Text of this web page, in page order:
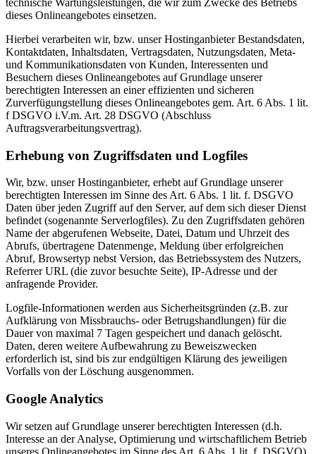
technische Wartungsleistungen, die wir zum Zwecke des Betriebs
dieses Onlineangebotes einsetzen.
Hierbei verarbeiten wir, bzw. unser Hostinganbieter Bestandsdaten,
Kontaktdaten, Inhaltsdaten, Vertragsdaten, Nutzungsdaten, Meta-
und Kommunikationsdaten von Kunden, Interessenten und
Besuchern dieses Onlineangebotes auf Grundlage unserer
berechtigten Interessen an einer effizienten und sicheren
Zurverfügungstellung dieses Onlineangebotes gem. Art. 6 Abs. 1 lit.
f DSGVO i.V.m. Art. 28 DSGVO (Abschluss
Auftragsverarbeitungsvertrag).
Erhebung von Zugriffsdaten und Logfiles
Wir, bzw. unser Hostinganbieter, erhebt auf Grundlage unserer
berechtigten Interessen im Sinne des Art. 6 Abs. 1 lit. f. DSGVO
Daten über jeden Zugriff auf den Server, auf dem sich dieser Dienst
befindet (sogenannte Serverlogfiles). Zu den Zugriffsdaten gehören
Name der abgerufenen Webseite, Datei, Datum und Uhrzeit des
Abrufs, übertragene Datenmenge, Meldung über erfolgreichen
Abruf, Browsertyp nebst Version, das Betriebssystem des Nutzers,
Referrer URL (die zuvor besuchte Seite), IP-Adresse und der
anfragende Provider.
Logfile-Informationen werden aus Sicherheitsgründen (z.B. zur
Aufklärung von Missbrauchs- oder Betrugshandlungen) für die
Dauer von maximal 7 Tagen gespeichert und danach gelöscht.
Daten, deren weitere Aufbewahrung zu Beweiszwecken
erforderlich ist, sind bis zur endgültigen Klärung des jeweiligen
Vorfalls von der Löschung ausgenommen.
Google Analytics
Wir setzen auf Grundlage unserer berechtigten Interessen (d.h.
Interesse an der Analyse, Optimierung und wirtschaftlichem Betrieb
unseres Onlineangebotes im Sinne des Art. 6 Abs. 1 lit. f. DSGVO)